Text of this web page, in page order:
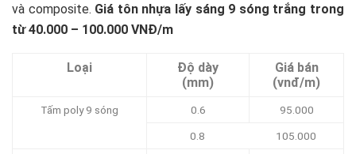
và composite. Giá tôn nhựa lấy sáng 9 sóng trắng trong
từ 40.000 – 100.000 VNĐ/m
Loại
Độ dày
(mm)
Giá bán
(vnđ/m)
Tấm poly 9 sóng 0.6 95.000
0.8 105.000